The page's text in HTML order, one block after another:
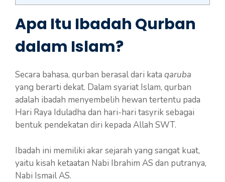
Apa Itu Ibadah Qurban
dalam Islam?
Secara bahasa, qurban berasal dari kata qaruba
yang berarti dekat. Dalam syariat Islam, qurban
adalah ibadah menyembelih hewan tertentu pada
Hari Raya Iduladha dan hari-hari tasyrik sebagai
bentuk pendekatan diri kepada Allah SWT.
Ibadah ini memiliki akar sejarah yang sangat kuat,
yaitu kisah ketaatan Nabi Ibrahim AS dan putranya,
Nabi Ismail AS.